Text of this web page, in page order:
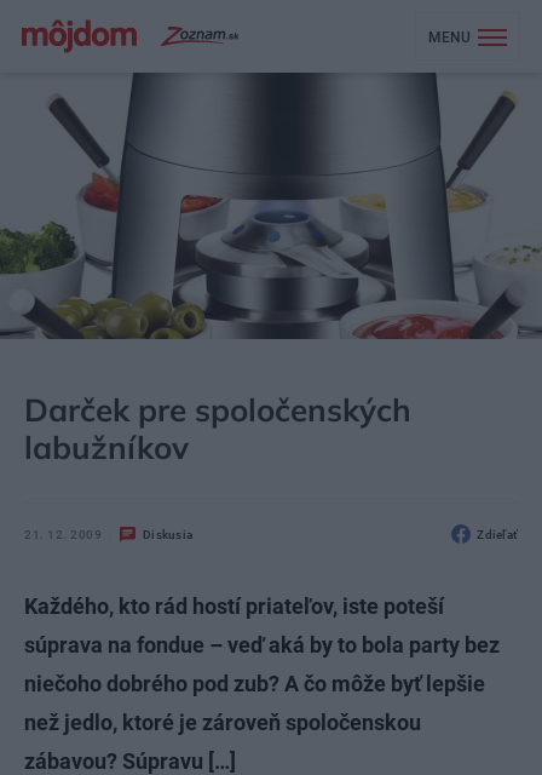
MENU
Darček pre spoločenských
labužníkov
21. 12. 2009 Diskusia Zdieľať
Každého, kto rád hostí priateľov, iste poteší
súprava na fondue – veď aká by to bola party bez
niečoho dobrého pod zub? A čo môže byť lepšie
než jedlo, ktoré je zároveň spoločenskou
zábavou? Súpravu […]